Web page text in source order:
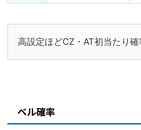
高設定ほどCZ・AT初当たり確
ベル確率